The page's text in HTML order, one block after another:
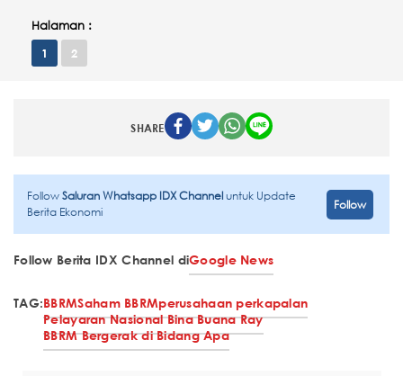
Halaman :
1 2
SHARE
FollowSaluran Whatsapp IDX Channeluntuk Update
Berita Ekonomi
Follow
Follow Berita IDX Channel diGoogle News
TAG:BBRMSaham BBRMperusahaan perkapalan
Pelayaran Nasional Bina Buana Ray
BBRM Bergerak di Bidang Apa